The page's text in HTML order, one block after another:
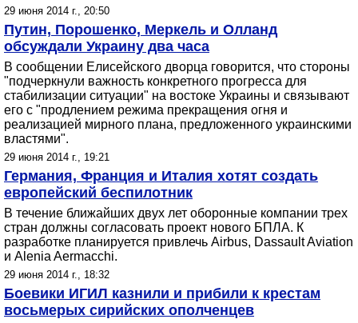
29 июня 2014 г., 20:50
Путин, Порошенко, Меркель и Олланд
обсуждали Украину два часа
В сообщении Елисейского дворца говорится, что стороны
"подчеркнули важность конкретного прогресса для
стабилизации ситуации" на востоке Украины и связывают
его с "продлением режима прекращения огня и
реализацией мирного плана, предложенного украинскими
властями".
29 июня 2014 г., 19:21
Германия, Франция и Италия хотят создать
европейский беспилотник
В течение ближайших двух лет оборонные компании трех
стран должны согласовать проект нового БПЛА. К
разработке планируется привлечь Airbus, Dassault Aviation
и Alenia Aermacchi.
29 июня 2014 г., 18:32
Боевики ИГИЛ казнили и прибили к крестам
восьмерых сирийских ополченцев